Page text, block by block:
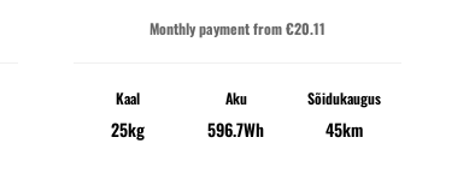
Monthly payment from€20.11
Kaal
25kg
Aku
596.7Wh
Sõidukaugus
45km